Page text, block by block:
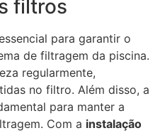
filtros
para garantir o
de filtragem da piscina.
regularmente,
no filtro. Além disso, a
para manter a
Com a instalação